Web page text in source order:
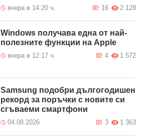
вчера в 14:20 ч. 2 128
16
Windows получава една от най-
полезните функции на Apple
вчера в 12:17 ч. 1 572
4
Samsung подобри дългогодишен
рекорд за поръчки с новите си
сгъваеми смартфони
04.08.2026 1 363
3